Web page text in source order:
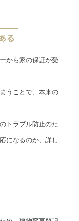
る
から家の保証が受
うことで、本来の
トラブル防止のた
になるのか、詳し